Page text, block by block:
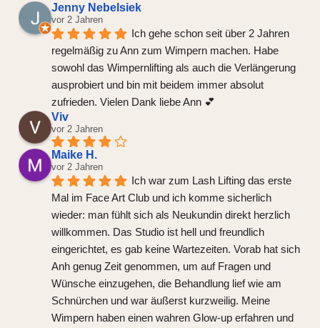
Jenny Nebelsiek
vor 2 Jahren
Ich gehe schon seit über 2 Jahren
regelmäßig zu Ann zum Wimpern machen. Habe
sowohl das Wimpernlifting als auch die Verlängerung
ausprobiert und bin mit beidem immer absolut
zufrieden. Vielen Dank liebe Ann 💕
Viv
vor 2 Jahren
Maike H.
vor 2 Jahren
Ich war zum Lash Lifting das erste
Mal im Face Art Club und ich komme sicherlich
wieder: man fühlt sich als Neukundin direkt herzlich
willkommen. Das Studio ist hell und freundlich
eingerichtet, es gab keine Wartezeiten. Vorab hat sich
Anh genug Zeit genommen, um auf Fragen und
Wünsche einzugehen, die Behandlung lief wie am
Schnürchen und war äußerst kurzweilig. Meine
Wimpern haben einen wahren Glow-up erfahren und